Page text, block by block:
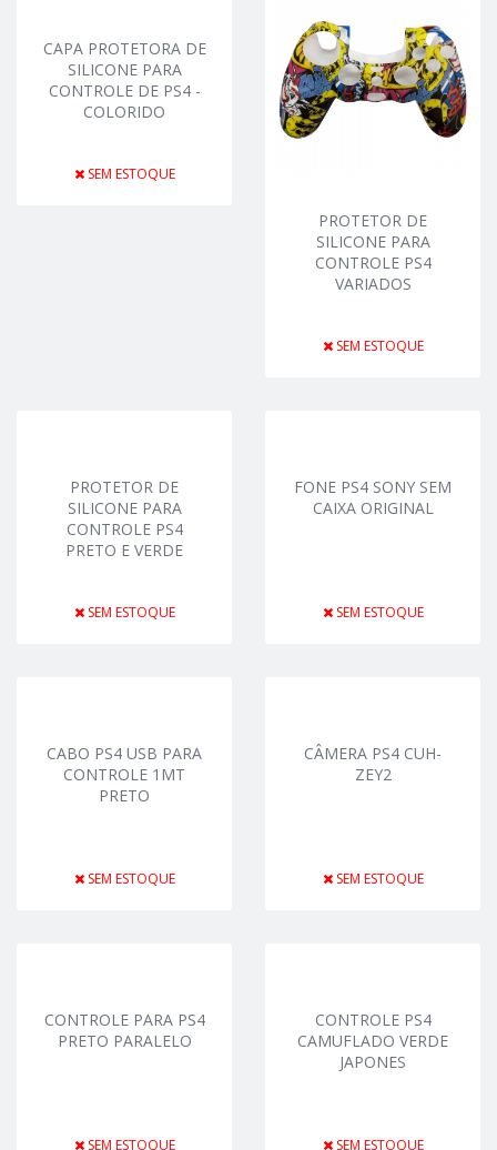
CAPA PROTETORA DE
SILICONE PARA
CONTROLE DE PS4 -
COLORIDO
SEM ESTOQUE
PROTETOR DE
SILICONE PARA
CONTROLE PS4
VARIADOS
SEM ESTOQUE
PROTETOR DE
SILICONE PARA
CONTROLE PS4
PRETO E VERDE
SEM ESTOQUE
FONE PS4 SONY SEM
CAIXA ORIGINAL
SEM ESTOQUE
CABO PS4 USB PARA
CONTROLE 1MT
PRETO
SEM ESTOQUE
CÂMERA PS4 CUH-
ZEY2
SEM ESTOQUE
CONTROLE PARA PS4
PRETO PARALELO
SEM ESTOQUE
CONTROLE PS4
CAMUFLADO VERDE
JAPONES
SEM ESTOQUE